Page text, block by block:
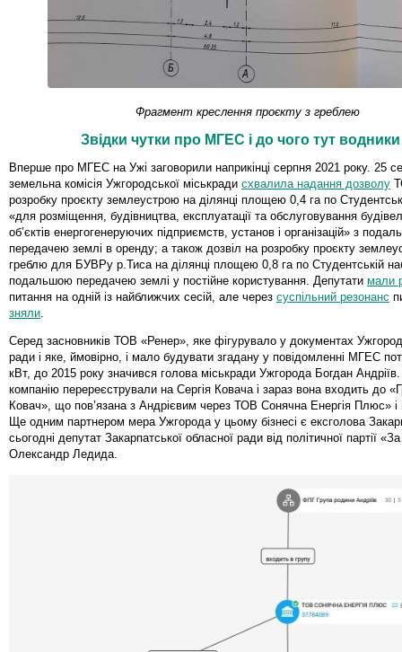
Фрагмент креслення проєкту з греблею
Звідки чутки про МГЕС і до чого тут водники
Вперше про МГЕС на Ужі заговорили наприкінці серпня 2021 року. 25
земельна комісія Ужгородської міськради схвалила надання дозволу
розробку проєкту землеустрою на ділянці площею 0,4 га по
«для розміщення, будівництва, експлуатації та обслуговування
об’єктів енергогенеруючих підприємств, установ і організацій» з
передачею землі в оренду; а також дозвіл на розробку проєкту
греблю для БУВРу р.Тиса на ділянці площею 0,8 га по Студентській
подальшою передачею землі у постійне користування. Депутати мали
питання на одній із найближчих сесій, але через суспільний резонанс
зняли.
Серед засновників ТОВ «Ренер», яке фігурувало у документах
ради і яке, ймовірно, і мало будувати згадану у повідомленні МГЕС
кВт, до 2015 року значився голова міськради Ужгорода Богдан
компанію перереєстрували на Сергія Ковача і зараз вона входить до
Ковач», що пов’язана з Андрієвим через ТОВ Сонячна Енергія Плюс»
Ще одним партнером мера Ужгорода у цьому бізнесі є ексголова
сьогодні депутат Закарпатської обласної ради від політичної партії
Олександр Ледида.